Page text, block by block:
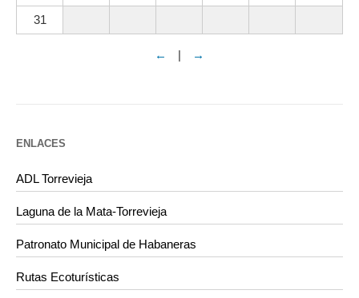
31
← | →
ENLACES
ADL Torrevieja
Laguna de la Mata-Torrevieja
Patronato Municipal de Habaneras
Rutas Ecoturísticas